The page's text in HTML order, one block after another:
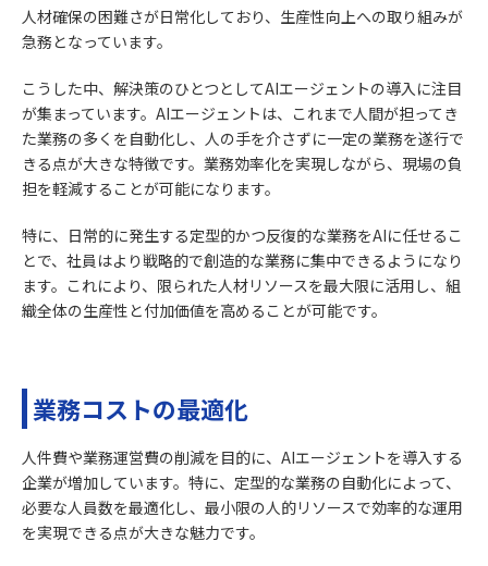
人材確保の困難さが日常化しており、生産性向上への取り組みが
急務となっています。
こうした中、解決策のひとつとしてAIエージェントの導入に注目
が集まっています。AIエージェントは、これまで人間が担ってき
た業務の多くを自動化し、人の手を介さずに一定の業務を遂行で
きる点が大きな特徴です。業務効率化を実現しながら、現場の負
担を軽減することが可能になります。
特に、日常的に発生する定型的かつ反復的な業務をAIに任せるこ
とで、社員はより戦略的で創造的な業務に集中できるようになり
ます。これにより、限られた人材リソースを最大限に活用し、組
織全体の生産性と付加価値を高めることが可能です。
業務コストの最適化
人件費や業務運営費の削減を目的に、AIエージェントを導入する
企業が増加しています。特に、定型的な業務の自動化によって、
必要な人員数を最適化し、最小限の人的リソースで効率的な運用
を実現できる点が大きな魅力です。